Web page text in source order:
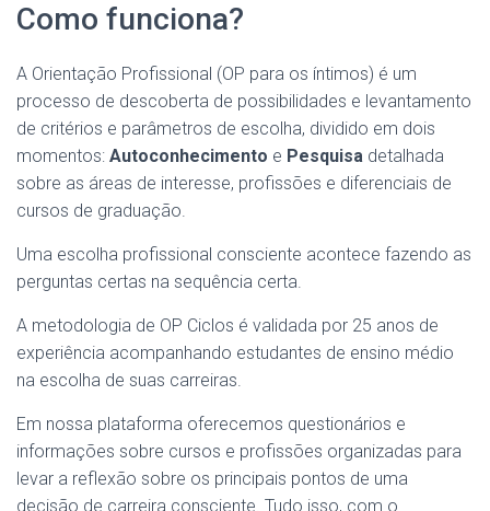
N
Como funciona?
A Orientação Profissional (OP para os íntimos) é um
processo de descoberta de possibilidades e levantamento
de critérios e parâmetros de escolha, dividido em dois
momentos: Autoconhecimento e Pesquisa detalhada
sobre as áreas de interesse, profissões e diferenciais de
cursos de graduação.
Uma escolha profissional consciente acontece fazendo as
perguntas certas na sequência certa.
A metodologia de OP Ciclos é validada por 25 anos de
experiência acompanhando estudantes de ensino médio
na escolha de suas carreiras.
Em nossa plataforma oferecemos questionários e
informações sobre cursos e profissões organizadas para
levar a reflexão sobre os principais pontos de uma
decisão de carreira consciente. Tudo isso, com o